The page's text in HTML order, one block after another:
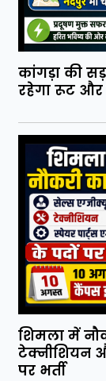
कांगड़ा की
रहेगा रूट और
शिमला में
टेक्नीशियन
पर भर्ती